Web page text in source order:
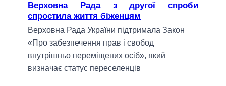
Верховна Рада з другої спроби
спростила життя біженцям
Верховна Рада України підтримала Закон
«Про забезпечення прав і свобод
внутрішньо переміщених осіб», який
визначає статус переселенців